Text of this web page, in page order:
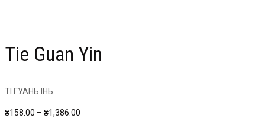
Tie Guan Yin
ТІ ГУАНЬ ІНЬ
₴158.00 – ₴1,386.00